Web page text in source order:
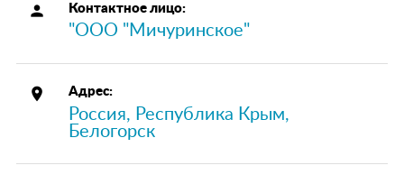
person Контактное лицо:
"ООО "Мичуринское"
place Адрес:
Россия, Республика Крым,
Белогорск